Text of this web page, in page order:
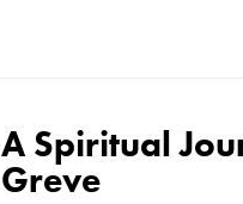
A Spiritual
Greve